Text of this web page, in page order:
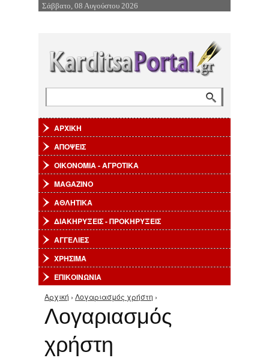
Επιστροφή στην Πλοήγηση
Σάββατο, 08 Αυγούστου 2026
ΑΡΧΙΚΗ
ΑΠΟΨΕΙΣ
ΟΙΚΟΝΟΜΙΑ - ΑΓΡΟΤΙΚΑ
MAGAZINO
ΑΘΛΗΤΙΚΑ
ΔΙΑΚΗΡΥΞΕΙΣ - ΠΡΟΚΗΡΥΞΕΙΣ
ΑΓΓΕΛΙΕΣ
ΧΡΗΣΙΜΑ
ΕΠΙΚΟΙΝΩΝΙΑ
Είστε εδώ
Αρχική › Λογαριασμός χρήστη ›
Λογαριασμός
χρήστη